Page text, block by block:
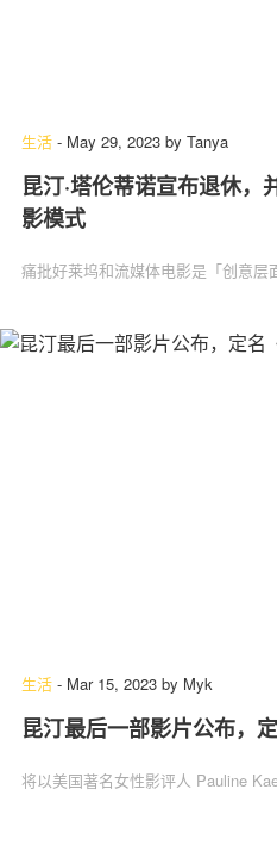
生活 - May 29, 2023 by Tanya
昆汀·塔伦蒂诺宣布退休
影模式
痛批好莱坞和流媒体电影是「创意层
生活 - Mar 15, 2023 by Myk
昆汀最后一部影片公布，
将以美国著名女性影评人 Pauline